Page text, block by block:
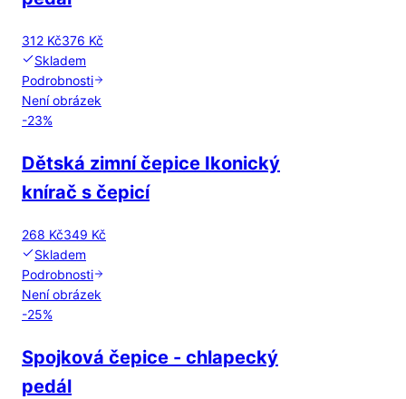
312 Kč376 Kč
Skladem
Podrobnosti
Není obrázek
-23%
Dětská zimní čepice Ikonický
knírač s čepicí
268 Kč349 Kč
Skladem
Podrobnosti
Není obrázek
-25%
Spojková čepice - chlapecký
pedál